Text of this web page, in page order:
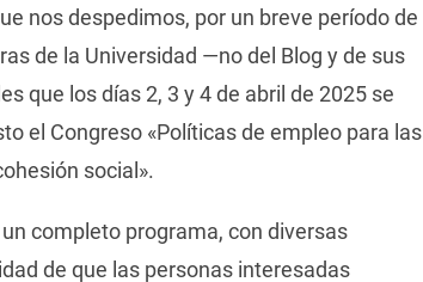
nos despedimos, por un breve período de
de la Universidad —no del Blog y de sus
que los días 2, 3 y 4 de abril de 2025 se
el Congreso «Políticas de empleo para las
social».
completo programa, con diversas
de que las personas interesadas